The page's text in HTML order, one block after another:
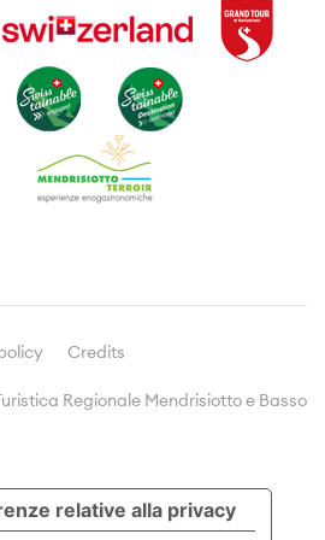
Informazioni di viaggio
Prospetti e brochures
Meetings & Incentives
Dicono di noi
Credits
Regionale Mendrisiotto e Basso
relative alla privacy